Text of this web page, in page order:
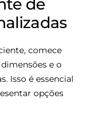
de
comece
e o
Isso é essencial
opções